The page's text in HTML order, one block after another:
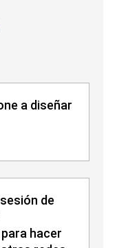
a diseñar
de
hacer